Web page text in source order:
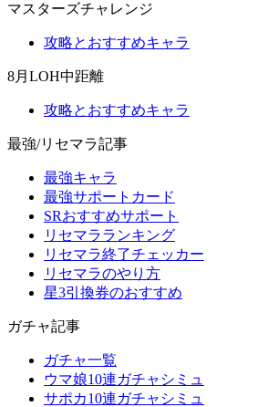
マスターズチャレンジ
攻略とおすすめキャラ
8月LOH中距離
攻略とおすすめキャラ
最強/リセマラ記事
最強キャラ
最強サポートカード
SRおすすめサポート
リセマラランキング
リセマラ終了チェッカー
リセマラのやり方
星3引換券のおすすめ
ガチャ記事
ガチャ一覧
ウマ娘10連ガチャシミュ
サポカ10連ガチャシミュ